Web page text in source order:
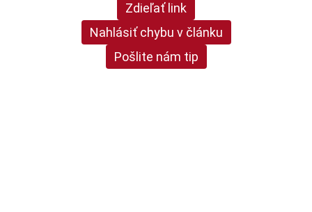
Zdieľať link
Nahlásiť chybu v článku
Pošlite nám tip